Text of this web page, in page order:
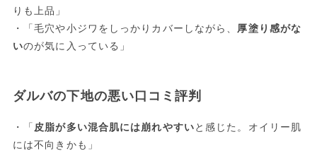
りも上品」
・「毛穴や小ジワをしっかりカバーしながら、 厚塗り感がな
いのが気に入っている」
ダルバの下地の悪い口コミ評判
・「 皮脂が多い混合肌には崩れやすいと感じた。オイリー肌
には不向きかも」